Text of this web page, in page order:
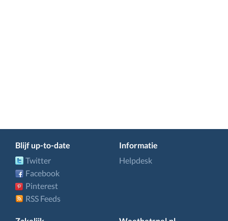
Blijf up-to-date
Twitter
Facebook
Pinterest
RSS Feeds
Informatie
Helpdesk